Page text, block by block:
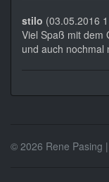
stilo (03.05.2016
Viel Spaß mit dem
und auch nochmal
© 2026 Rene Pasing |